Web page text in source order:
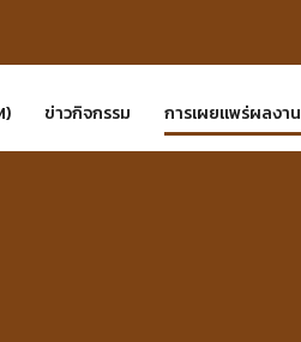
ข่าวกิจกรรม การเผยแพร่ผลงาน